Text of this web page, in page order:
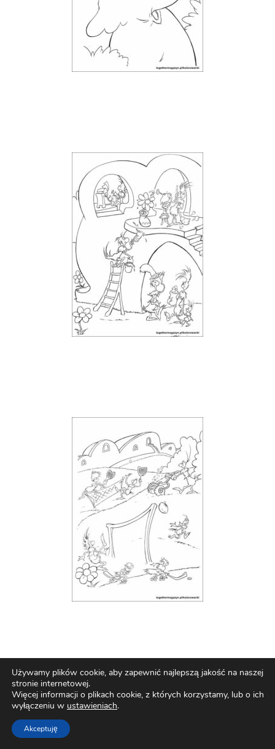
Używamy plików cookie, aby zapewnić najlepszą jakość na naszej
stronie internetowej.
Więcej informacji o plikach cookie, z których korzystamy, lub o ich
wyłączeniu w ustawieniach.
Akceptuję